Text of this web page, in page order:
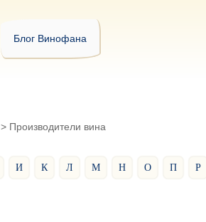
Блог Винофана
>Производители вина
И К Л М Н О П Р